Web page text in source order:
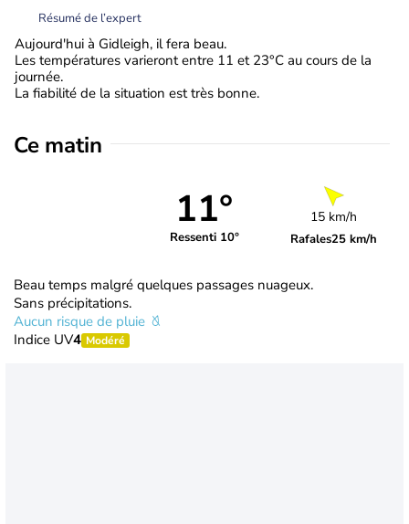
Résumé de l’expert
Aujourd'hui à Gidleigh, il fera beau.
Les températures varieront entre 11 et 23°C au cours de la
journée.
La fiabilité de la situation est très bonne.
Ce matin
11°
Ressenti 10°
15 km/h
Rafales25 km/h
Beau temps malgré quelques passages nuageux.
Sans précipitations.
Aucun risque de pluie
Indice UV4 Modéré